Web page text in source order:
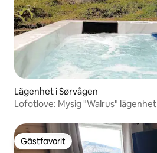
Lägenhet i Sørvågen
Lofotlove: Mysig "Walrus"
Gästfavorit
Gästfavorit